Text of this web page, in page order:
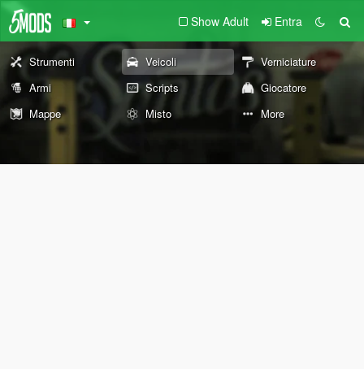
Show Adult Entra
Strumenti Veicoli
Verniciature
Armi
Scripts
Giocatore
Mappe
Misto More